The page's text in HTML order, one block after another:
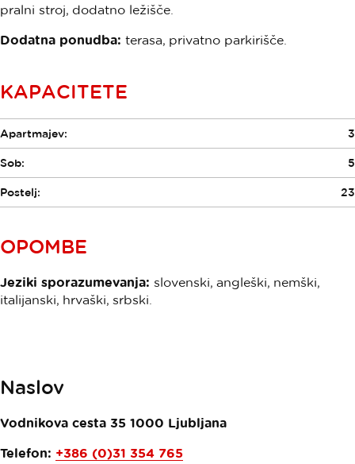
pralni stroj, dodatno ležišče.
Dodatna ponudba: terasa, privatno parkirišče.
KAPACITETE
Apartmajev: 3
Sob: 5
Postelj: 23
OPOMBE
Jeziki sporazumevanja: slovenski, angleški, nemški,
italijanski, hrvaški, srbski.
Naslov
Vodnikova cesta 35 1000 Ljubljana
Telefon: +386 (0)31 354 765